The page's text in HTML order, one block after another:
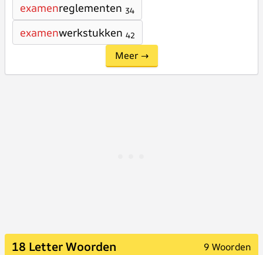
examenreglementen 34
examenwerkstukken 42
Meer →
18 Letter Woorden 9 Woorden